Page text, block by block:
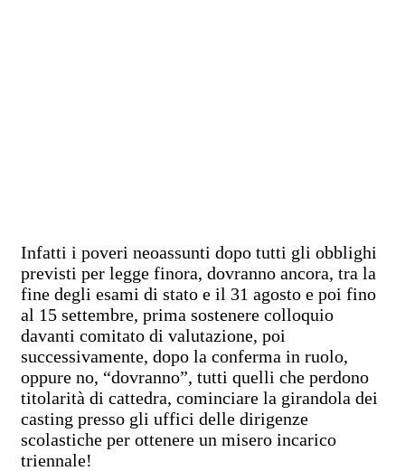
Infatti i poveri neoassunti dopo tutti gli obblighi
previsti per legge finora, dovranno ancora, tra la
fine degli esami di stato e il 31 agosto e poi fino
al 15 settembre, prima sostenere colloquio
davanti comitato di valutazione, poi
successivamente, dopo la conferma in ruolo,
oppure no, “dovranno”, tutti quelli che perdono
titolarità di cattedra, cominciare la girandola dei
casting presso gli uffici delle dirigenze
scolastiche per ottenere un misero incarico
triennale!